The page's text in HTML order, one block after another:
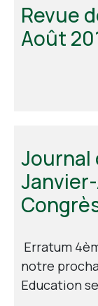
Revue
Août
Journal
Erratum
notre
Education